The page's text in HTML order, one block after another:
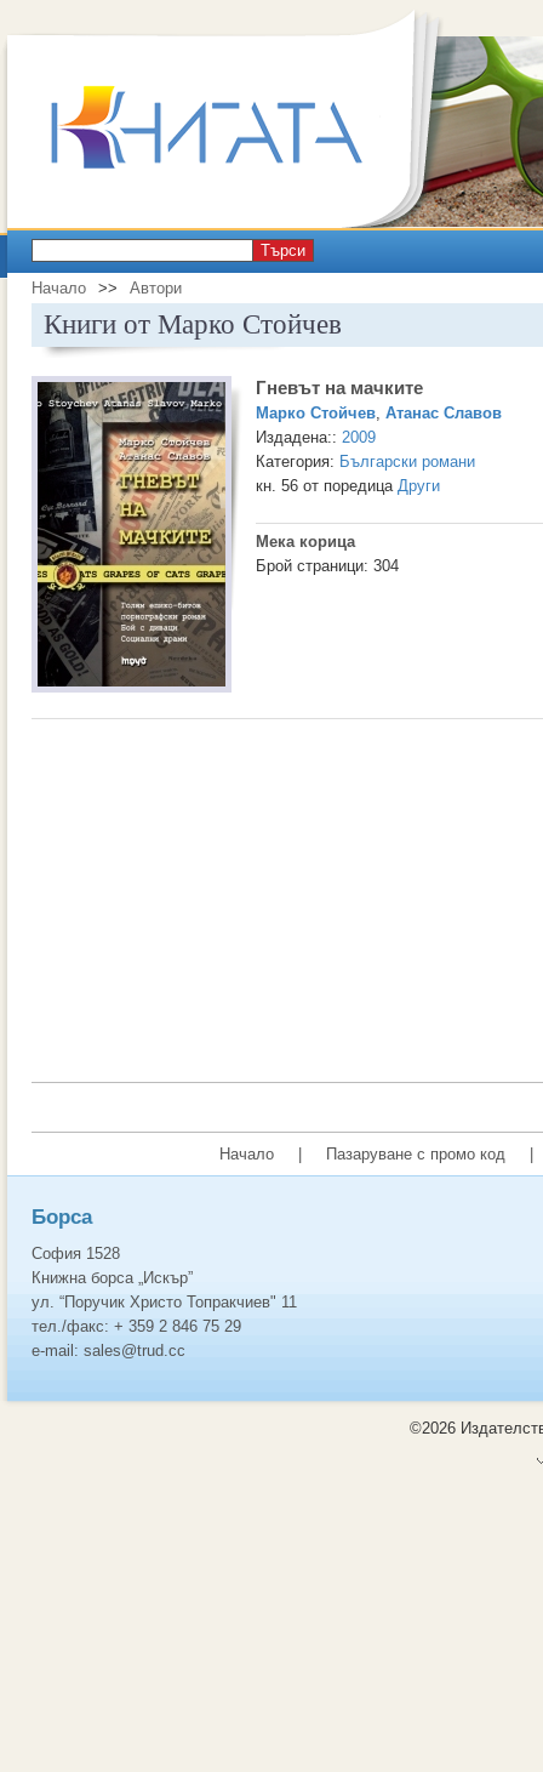
Търси
Начало >> Автори
Книги от Марко Стойчев
Гневът на мачките
Марко Стойчев, Атанас Славов
Издадена:: 2009
Категория: Български романи
кн. 56 от поредица Други
Мека корица
Брой страници: 304
Начало Пазаруване с промо код
Борса
София 1528
Книжна борса „Искър”
ул. “Поручик Христо Топракчиев" 11
тел./факс: + 359 2 846 75 29
e-mail: sales@trud.cc
©2026